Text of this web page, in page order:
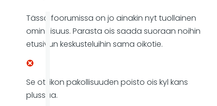
Tässä foorumissa on jo ainakin nyt tuollainen
ominaisuus. Parasta ois saada suoraan noihin
etusivun keskusteluihin sama oikotie.
Se otsikon pakollisuuden poisto ois kyl kans
plussaa.